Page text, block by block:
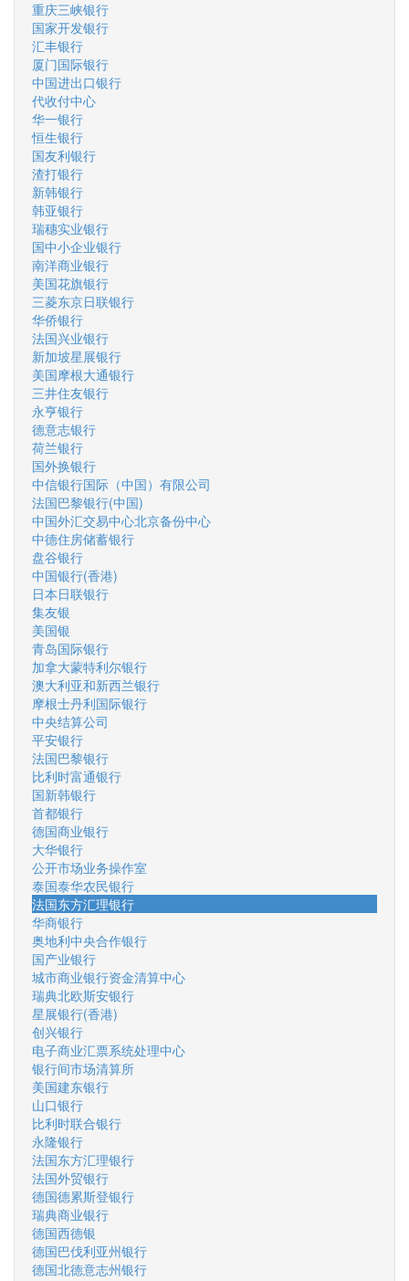
重庆三峡银行
国家开发银行
汇丰银行
厦门国际银行
中国进出口银行
代收付中心
华一银行
恒生银行
国友利银行
渣打银行
新韩银行
韩亚银行
瑞穗实业银行
国中小企业银行
南洋商业银行
美国花旗银行
三菱东京日联银行
华侨银行
法国兴业银行
新加坡星展银行
美国摩根大通银行
三井住友银行
永亨银行
德意志银行
荷兰银行
国外换银行
中信银行国际（中国）有限公司
法国巴黎银行(中国)
中国外汇交易中心北京备份中心
中德住房储蓄银行
盘谷银行
中国银行(香港)
日本日联银行
集友银
美国银
青岛国际银行
加拿大蒙特利尔银行
澳大利亚和新西兰银行
摩根士丹利国际银行
中央结算公司
平安银行
法国巴黎银行
比利时富通银行
国新韩银行
首都银行
德国商业银行
大华银行
公开市场业务操作室
泰国泰华农民银行
法国东方汇理银行
华商银行
奥地利中央合作银行
国产业银行
城市商业银行资金清算中心
瑞典北欧斯安银行
星展银行(香港)
创兴银行
电子商业汇票系统处理中心
银行间市场清算所
美国建东银行
山口银行
比利时联合银行
永隆银行
法国东方汇理银行
法国外贸银行
德国德累斯登银行
瑞典商业银行
德国西德银
德国巴伐利亚州银行
德国北德意志州银行